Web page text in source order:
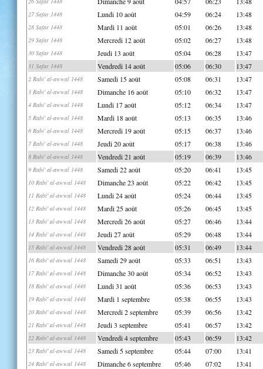
27 Safar 1448 Lundi 10 août 04:59 06:24 13:48
28 Safar 1448 Mardi 11 août 05:01 06:26 13:48
29 Safar 1448 Mercredi 12 août 05:02 06:27 13:48
30 Safar 1448 Jeudi 13 août 05:04 06:28 13:47
31 Safar 1448 Vendredi 14 août 05:06 06:30 13:47
2 Rabi' al-awwal 1448 Samedi 15 août 05:08 06:31 13:47
3 Rabi' al-awwal 1448 Dimanche 16 août 05:10 06:32 13:47
4 Rabi' al-awwal 1448 Lundi 17 août 05:12 06:34 13:47
5 Rabi' al-awwal 1448 Mardi 18 août 05:13 06:35 13:46
6 Rabi' al-awwal 1448 Mercredi 19 août 05:15 06:37 13:46
7 Rabi' al-awwal 1448 Jeudi 20 août 05:17 06:38 13:46
8 Rabi' al-awwal 1448 Vendredi 21 août 05:19 06:39 13:46
9 Rabi' al-awwal 1448 Samedi 22 août 05:20 06:41 13:45
10 Rabi' al-awwal 1448 Dimanche 23 août 05:22 06:42 13:45
11 Rabi' al-awwal 1448 Lundi 24 août 05:24 06:44 13:45
12 Rabi' al-awwal 1448 Mardi 25 août 05:26 06:45 13:45
13 Rabi' al-awwal 1448 Mercredi 26 août 05:27 06:46 13:44
14 Rabi' al-awwal 1448 Jeudi 27 août 05:29 06:48 13:44
15 Rabi' al-awwal 1448 Vendredi 28 août 05:31 06:49 13:44
16 Rabi' al-awwal 1448 Samedi 29 août 05:33 06:51 13:43
17 Rabi' al-awwal 1448 Dimanche 30 août 05:34 06:52 13:43
18 Rabi' al-awwal 1448 Lundi 31 août 05:36 06:53 13:43
19 Rabi' al-awwal 1448 Mardi 1 septembre 05:38 06:55 13:43
20 Rabi' al-awwal 1448 Mercredi 2 septembre 05:39 06:56 13:42
21 Rabi' al-awwal 1448 Jeudi 3 septembre 05:41 06:57 13:42
22 Rabi' al-awwal 1448 Vendredi 4 septembre 05:43 06:59 13:42
23 Rabi' al-awwal 1448 Samedi 5 septembre 05:44 07:00 13:41
24 Rabi' al-awwal 1448 Dimanche 6 septembre 05:46 07:02 13:41